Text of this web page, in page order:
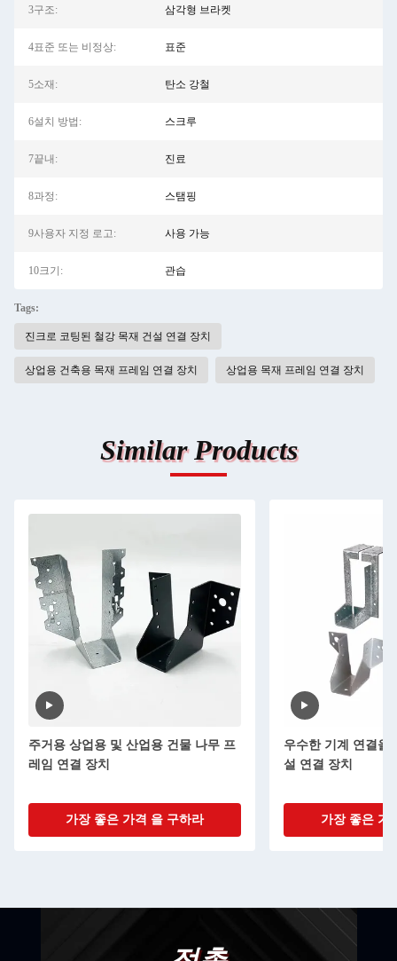
3구조: 삼각형 브라켓
4표준 또는 비정상: 표준
5소재: 탄소 강철
6설치 방법: 스크루
7끝내: 진료
8과정: 스탬핑
9사용자 지정 로고: 사용 가능
10크기: 관습
Tags:
진크로 코팅된 철강 목재 건설 연결 장치
상업용 건축용 목재 프레임 연결 장치 상업용 목재 프레임 연결 장치
Similar Products
주거용 상업용 및 산업용 건물 나무 프
레임 연결 장치
가장 좋은 가격 을 구하라
우수한 기계 연결을
설 연결 장치
가장 좋은 가